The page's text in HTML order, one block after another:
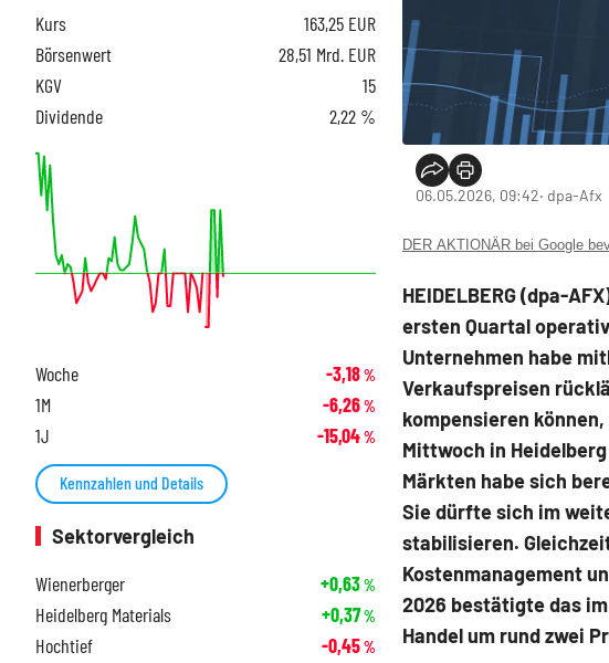
06.05.2026, 09:42‧ dpa-Afx
DER AKTIONÄR bei Google
HEIDELBERG (dpa-
ersten Quartal
Unternehmen habe
Verkaufspreisen
kompensieren
Mittwoch in
Märkten habe sich
Sie dürfte sich im
stabilisieren.
Kostenmanagement
2026 bestätigte das
Handel um rund zwei
Kurs 163,25 EUR
Börsenwert
28,51 Mrd. EUR
KGV
15
Dividende
2,22 %
Woche -3,18%
1M -6,26%
1J -15,04%
Kennzahlen und Details
Sektorvergleich
Wienerberger
+0,63%
Heidelberg Materials +0,37%
Hochtief -0,45%